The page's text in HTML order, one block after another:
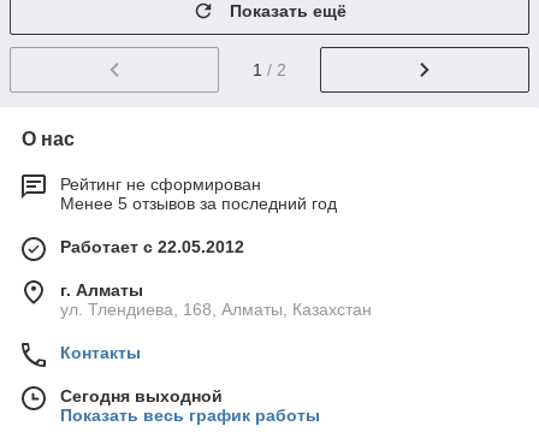
Показать ещё
1 / 2
О нас
Рейтинг не сформирован
Менее 5 отзывов за последний год
Работает с 22.05.2012
г. Алматы
ул. Тлендиева, 168, Алматы, Казахстан
Контакты
Сегодня выходной
Показать весь график работы